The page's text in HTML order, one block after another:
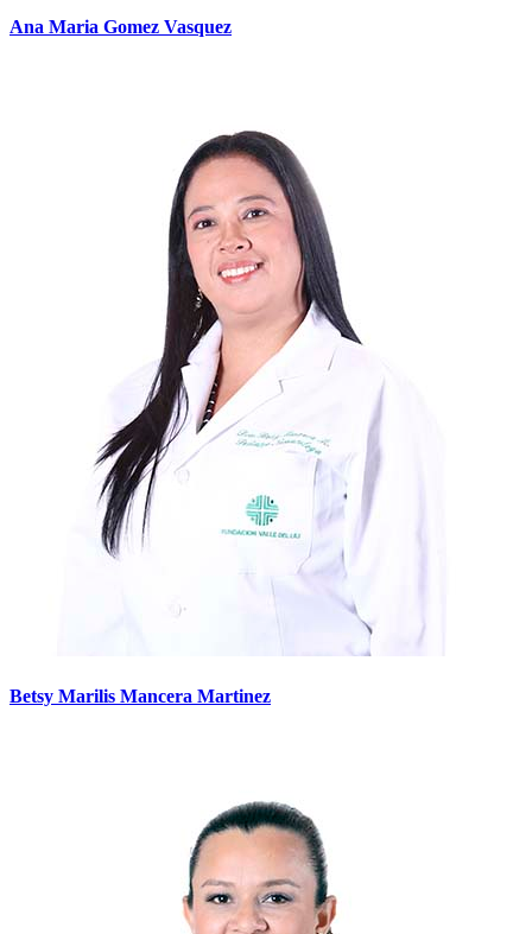
Ana Maria Gomez Vasquez
Betsy Marilis Mancera Martinez